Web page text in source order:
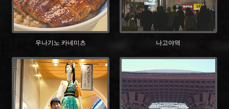
우나기노 카네미츠 나고야역